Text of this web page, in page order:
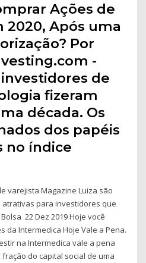
Ações de
2020, Após uma
Por
-
investidores de
fizeram
década. Os
dos papéis
no índice
varejista Magazine Luiza são
para investidores que
22 Dez 2019 Hoje você
da Intermedica Hoje Vale a Pena.
na Intermedica vale a pena
do capital social de uma